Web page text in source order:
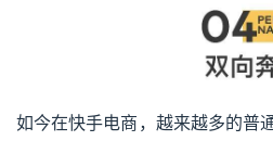
如今在快手电商，越来越多的普